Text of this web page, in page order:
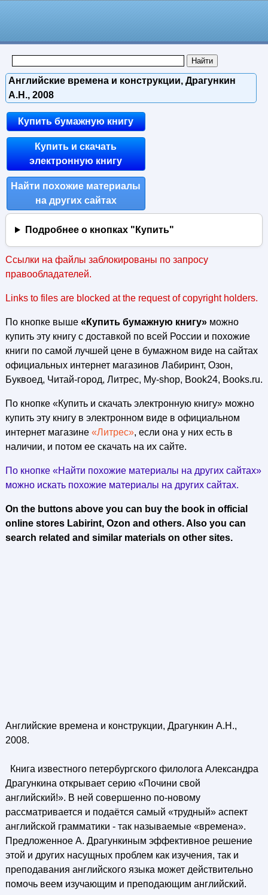
Английские времена и конструкции, Драгункин
А.Н., 2008
Купить бумажную книгу
Купить и скачать
электронную книгу
Найти похожие материалы
на других сайтах
Подробнее о кнопках "Купить"
Ссылки на файлы заблокированы по запросу
правообладателей.
Links to files are blocked at the request of copyright holders.
По кнопке выше «Купить бумажную книгу»можно
купить эту книгу с доставкой по всей России и похожие
книги по самой лучшей цене в бумажном виде на сайтах
официальных интернет магазинов Лабиринт, Озон,
Буквоед, Читай-город, Литрес, My-shop, Book24, Books.ru.
По кнопке «Купить и скачать электронную книгу» можно
купить эту книгу в электронном виде в официальном
интернет магазине «Литрес», если она у них есть в
наличии, и потом ее скачать на их сайте.
По кнопке «Найти похожие материалы на других сайтах»
можно искать похожие материалы на других сайтах.
On the buttons above you can buy the book in official
online stores Labirint, Ozon and others. Also you can
search related and similar materials on other sites.
Английские времена и конструкции, Драгункин А.Н.,
2008.
Книга известного петербургского филолога Александра
Драгункина открывает серию «Почини свой
английский!». В ней совершенно по-новому
рассматривается и подаётся самый «трудный» аспект
английской грамматики - так называемые «времена».
Предложенное А. Драгункиным эффективное решение
этой и других насущных проблем как изучения, так и
преподавания английского языка может действительно
помочь веем изучающим и преподающим английский.